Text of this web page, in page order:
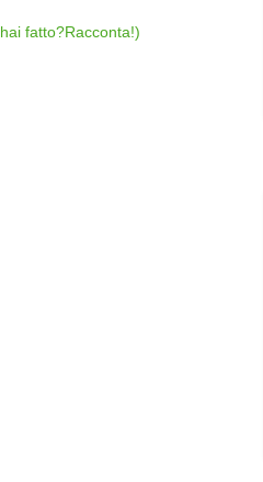
fatto?Racconta!)